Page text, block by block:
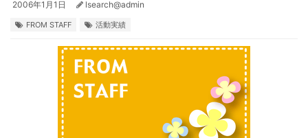
2006年1月1日 lsearch@admin
FROM STAFF 活動実績